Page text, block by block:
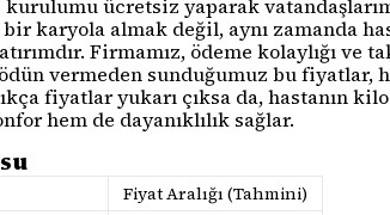
ücretsiz yaparak
karyola almak değil, aynı zamanda
Firmamız, ödeme kolaylığı ve
vermeden sunduğumuz bu fiyatlar,
fiyatlar yukarı çıksa da, hastanın
hem de dayanıklılık sağlar.
Fiyat Aralığı (Tahmini)